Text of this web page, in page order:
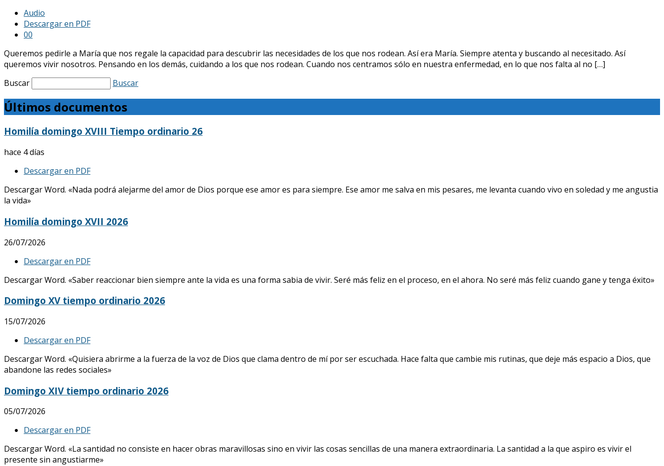
Audio
Descargar en PDF
00
Queremos pedirle a María que nos regale la capacidad para descubrir las necesidades de los que nos rodean. Así era María. Siempre atenta y buscando al necesitado. Así
queremos vivir nosotros. Pensando en los demás, cuidando a los que nos rodean. Cuando nos centramos sólo en nuestra enfermedad, en lo que nos falta al no […]
Buscar
Buscar
Últimos documentos
Homilía domingo XVIII Tiempo ordinario 26
hace 4 días
Descargar en PDF
Descargar Word. «Nada podrá alejarme del amor de Dios porque ese amor es para siempre. Ese amor me salva en mis pesares, me levanta cuando vivo en soledad y me angustia
la vida»
Homilía domingo XVII 2026
26/07/2026
Descargar en PDF
Descargar Word. «Saber reaccionar bien siempre ante la vida es una forma sabia de vivir. Seré más feliz en el proceso, en el ahora. No seré más feliz cuando gane y tenga éxito»
Domingo XV tiempo ordinario 2026
15/07/2026
Descargar en PDF
Descargar Word. «Quisiera abrirme a la fuerza de la voz de Dios que clama dentro de mí por ser escuchada. Hace falta que cambie mis rutinas, que deje más espacio a Dios, que
abandone las redes sociales»
Domingo XIV tiempo ordinario 2026
05/07/2026
Descargar en PDF
Descargar Word. «La santidad no consiste en hacer obras maravillosas sino en vivir las cosas sencillas de una manera extraordinaria. La santidad a la que aspiro es vivir el
presente sin angustiarme»